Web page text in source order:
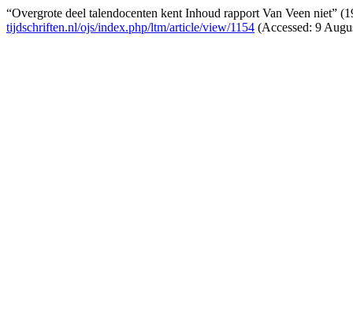
“Overgrote deel talendocenten kent Inhoud rapport Van Veen niet”
tijdschriften.nl/ojs/index.php/ltm/article/view/1154 (Accessed: 9